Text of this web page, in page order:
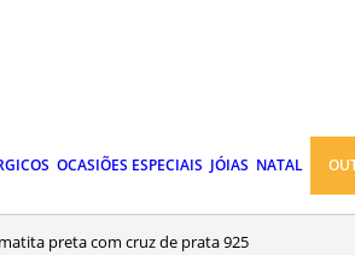
OCASIÕES ESPECIAIS JÓIAS NATAL
preta com cruz de prata 925